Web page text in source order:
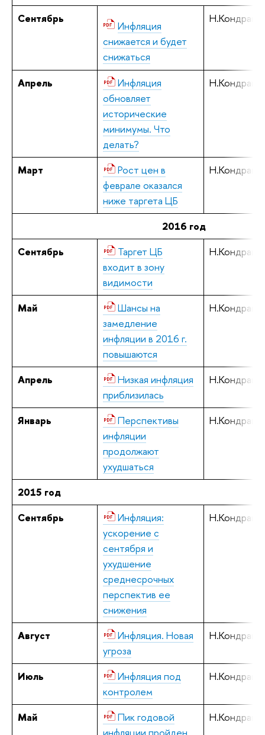
Сентябрь
Инфляция
снижается и будет
снижаться
Апрель
Инфляция
обновляет
исторические
минимумы. Что
делать?
Март
Рост цен в
феврале оказался
ниже таргета ЦБ
2016 год
Сентябрь
Таргет ЦБ
входит в зону
видимости
Май
Шансы на
замедление
инфляции в 2016 г.
повышаются
Апрель
Низкая инфляция
приблизилась
Январь
Перспективы
инфляции
продолжают
ухудшаться
2015 год
Сентябрь
Инфляция:
ускорение с
сентября и
ухудшение
среднесрочных
перспектив ее
снижения
Август
Инфляция. Новая
угроза
Июль
Инфляция под
контролем
Май
Пик годовой
инфляции пройден